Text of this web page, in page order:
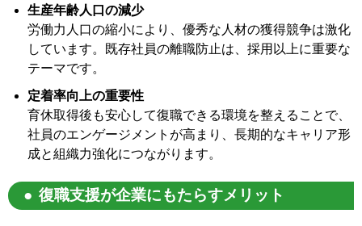
生産年齢人口の減少
労働力人口の縮小により、優秀な人材の獲得競争は激化
しています。既存社員の離職防止は、採用以上に重要な
テーマです。
定着率向上の重要性
育休取得後も安心して復職できる環境を整えることで、
社員のエンゲージメントが高まり、長期的なキャリア形
成と組織力強化につながります。
復職支援が企業にもたらすメリット